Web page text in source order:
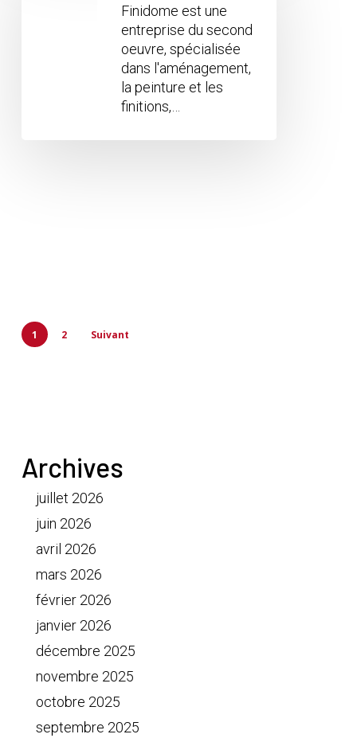
Finidome est une
entreprise du second
oeuvre, spécialisée
dans l'aménagement,
la peinture et les
finitions,…
1 2 Suivant
Archives
juillet 2026
juin 2026
avril 2026
mars 2026
février 2026
janvier 2026
décembre 2025
novembre 2025
octobre 2025
septembre 2025